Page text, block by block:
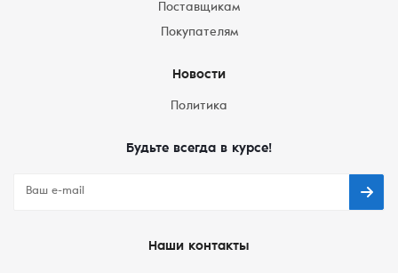
Поставщикам
Покупателям
Новости
Политика
Будьте всегда в курсе!
Наши контакты